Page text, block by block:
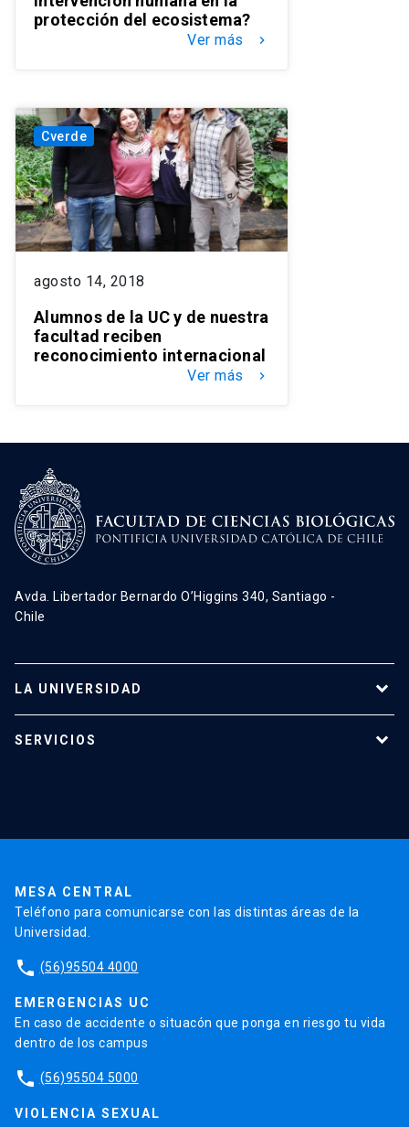
protección del ecosistema?
Ver más keyboard_arrow_right
Cverde
agosto 14, 2018
Alumnos de la UC y de nuestra
facultad reciben
reconocimiento internacional
Ver más keyboard_arrow_right
Avda. Libertador Bernardo O’Higgins 340, Santiago -
Chile
LA UNIVERSIDAD
Investigación
SERVICIOS
MESA CENTRAL
Teléfono para comunicarse con las distintas áreas de la
Universidad.
phone (56)95504 4000
EMERGENCIAS UC
En caso de accidente o situacón que ponga en riesgo tu vida
dentro de los campus
phone (56)95504 5000
VIOLENCIA SEXUAL